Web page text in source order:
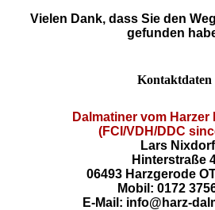
Vielen Dank, dass Sie den
gefunden
Kontaktdaten
Dalmatiner vom Harzer
(FCI/VDH/DDC
Lars Nixdorf
Hinterstraße
06493 Harzgerode
Mobil: 0172
E-Mail: info@harz-